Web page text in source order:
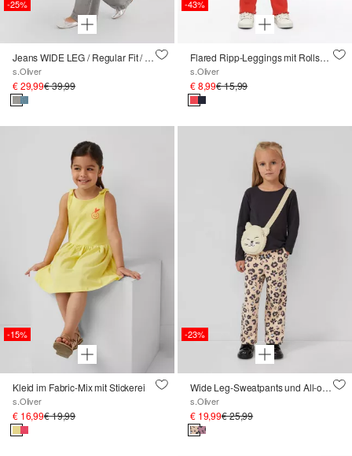
-25%
Jeans WIDE LEG / Regular Fit / High Rise / Wide Leg / Elastikbund
s.Oliver
€ 29,99€ 39,99
-43%
Flared Ripp-Leggings mit Rollsaum
s.Oliver
€ 8,99€ 15,99
-15%
Kleid im Fabric-Mix mit Stickerei
s.Oliver
€ 16,99€ 19,99
-23%
Wide Leg-Sweatpants und All-over-Print
s.Oliver
€ 19,99€ 25,99